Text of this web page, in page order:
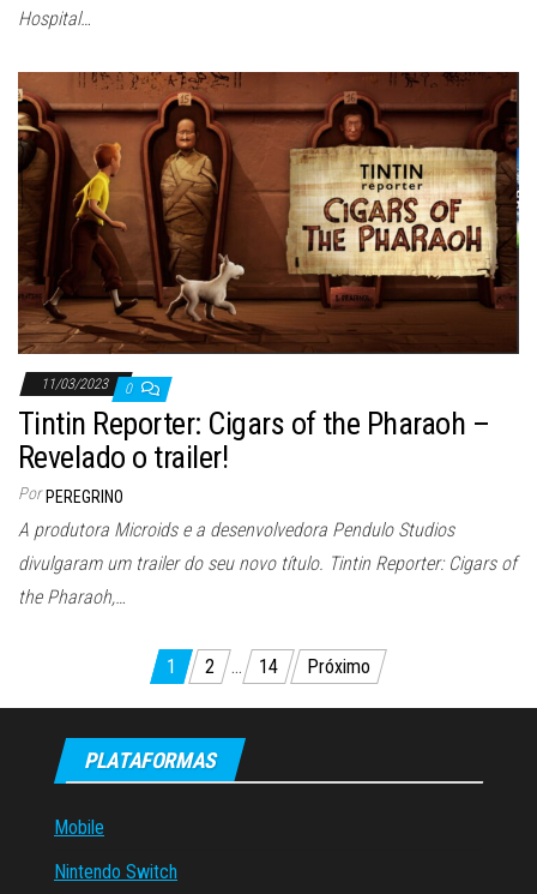
Hospital…
11/03/2023 0
Tintin Reporter: Cigars of the Pharaoh –
Revelado o trailer!
Por PEREGRINO
A produtora Microids e a desenvolvedora Pendulo Studios
divulgaram um trailer do seu novo título. Tintin Reporter: Cigars of
the Pharaoh,…
Paginação
de
posts
1 2 … 14 Próximo
PLATAFORMAS
Mobile
Nintendo Switch